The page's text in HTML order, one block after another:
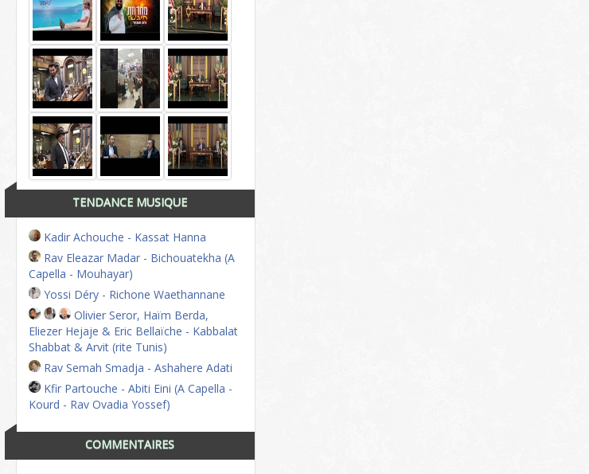
TENDANCE MUSIQUE
Kadir Achouche - Kassat Hanna
Rav Eleazar Madar - Bichouatekha (A
Capella - Mouhayar)
Yossi Déry - Richone Waethannane
Olivier Seror, Haïm Berda,
Eliezer Hejaje & Eric Bellaïche - Kabbalat
Shabbat & Arvit (rite Tunis)
Rav Semah Smadja - Ashahere Adati
Kfir Partouche - Abiti Eini (A Capella -
Kourd - Rav Ovadia Yossef)
COMMENTAIRES